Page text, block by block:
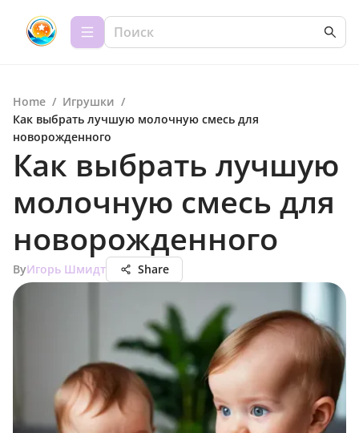
Home / Игрушки /
Как выбрать лучшую молочную смесь для
новорожденного
Как выбрать лучшую
молочную смесь для
новорожденного
ByИгорь Шмидт Share